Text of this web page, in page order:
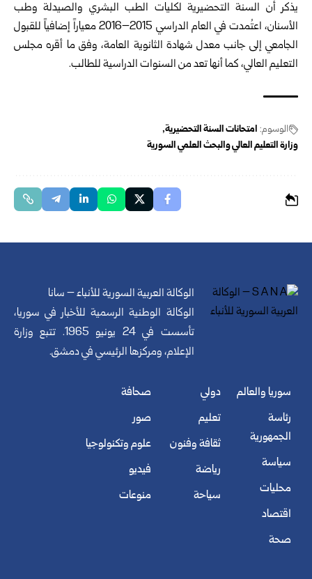
يذكر أن السنة التحضيرية لكليات الطب البشري والصيدلة وطب
الأسنان، اعتُمدت في العام الدراسي 2015–2016 معياراً إضافياً للقبول
الجامعي إلى جانب معدل شهادة الثانوية العامة، وفق ما أقره مجلس
التعليم العالي، كما أنها تعد من السنوات الدراسية للطالب.
الوسوم: امتحانات السنة التحضيرية
وزارة التعليم العالي والبحث العلمي السورية
الوكالة العربية السورية للأنباء – سانا
الوكالة الوطنية الرسمية للأخبار في سوريا،
تأسست في 24 يونيو 1965. تتبع وزارة
الإعلام، ومركزها الرئيسي في دمشق.
سوريا والعالم
رئاسة
الجمهورية
سياسة
محليات
اقتصاد
صحة
دولي
تعليم
ثقافة وفنون
رياضة
سياحة
صحافة
صور
علوم وتكنولوجيا
فيديو
منوعات